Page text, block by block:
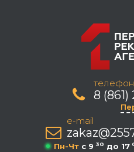
8 (861)
e-mail
Пн-Чт c 9 30 до 17